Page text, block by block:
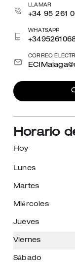
LLAMAR
+34 95 261
WHATSAPP
CORREO
Horario
Hoy
Lunes
Martes
Miércoles
Jueves
Viernes
Sábado